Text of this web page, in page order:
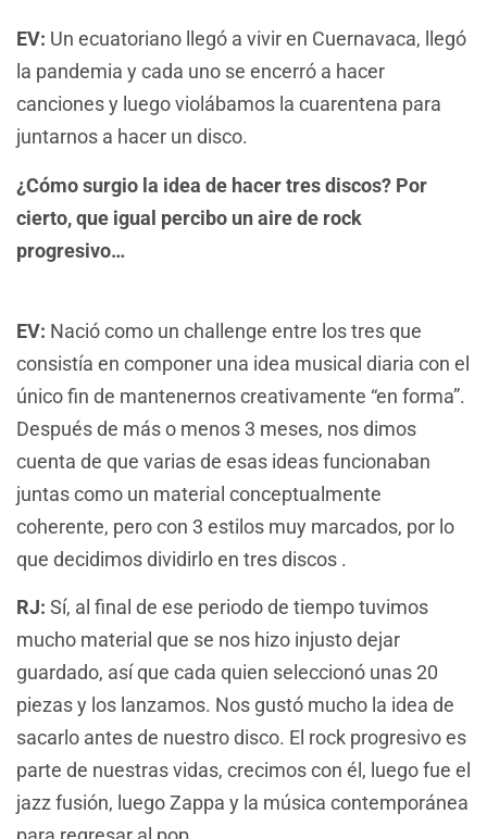
EV: Un ecuatoriano llegó a vivir en Cuernavaca, llegó
la pandemia y cada uno se encerró a hacer
canciones y luego violábamos la cuarentena para
juntarnos a hacer un disco.
¿Cómo surgio la idea de hacer tres discos? Por
cierto, que igual percibo un aire de rock
progresivo…
EV: Nació como un challenge entre los tres que
consistía en componer una idea musical diaria con el
único fin de mantenernos creativamente “en forma”.
Después de más o menos 3 meses, nos dimos
cuenta de que varias de esas ideas funcionaban
juntas como un material conceptualmente
coherente, pero con 3 estilos muy marcados, por lo
que decidimos dividirlo en tres discos .
RJ: Sí, al final de ese periodo de tiempo tuvimos
mucho material que se nos hizo injusto dejar
guardado, así que cada quien seleccionó unas 20
piezas y los lanzamos. Nos gustó mucho la idea de
sacarlo antes de nuestro disco. El rock progresivo es
parte de nuestras vidas, crecimos con él, luego fue el
jazz fusión, luego Zappa y la música contemporánea